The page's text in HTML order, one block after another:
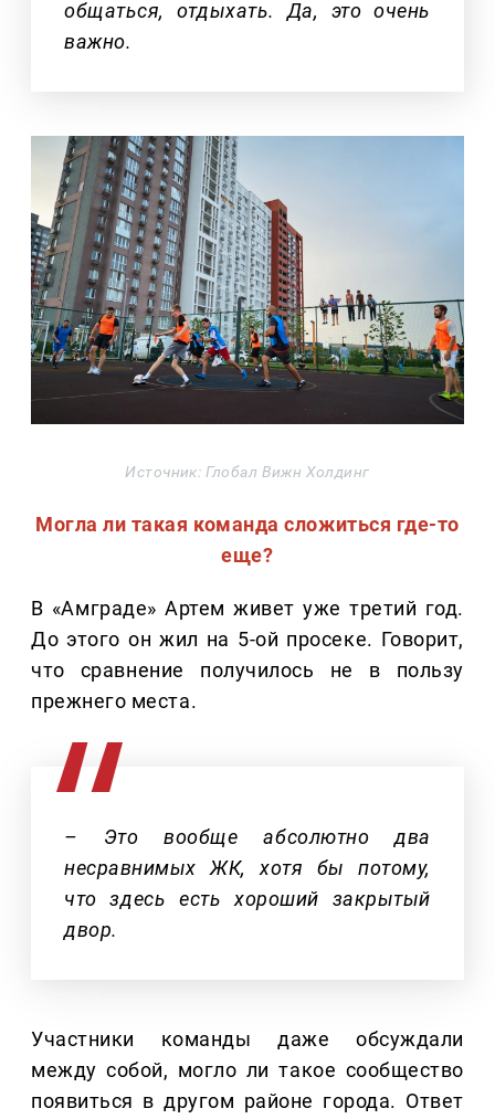
общаться, отдыхать. Да, это очень
важно.
Источник: Глобал Вижн Холдинг
Могла ли такая команда сложиться где-то
еще?
В «Амграде» Артем живет уже третий год.
До этого он жил на 5-ой просеке. Говорит,
что сравнение получилось не в пользу
прежнего места.
– Это вообще абсолютно два
несравнимых ЖК, хотя бы потому,
что здесь есть хороший закрытый
двор.
Участники команды даже обсуждали
между собой, могло ли такое сообщество
появиться в другом районе города. Ответ